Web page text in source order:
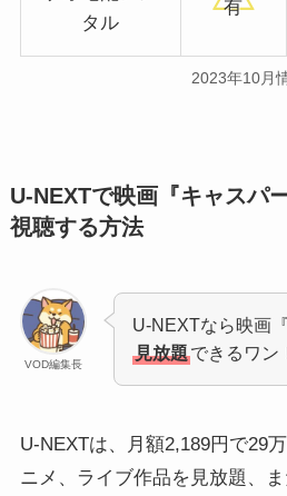
タル
有
2023年10月
U-NEXTで映画『キャスパ
視聴する方法
VOD編集長
U-NEXTなら映画
見放題できるワン
U-NEXTは、月額2,189円で29
ニメ、ライブ作品を見放題、